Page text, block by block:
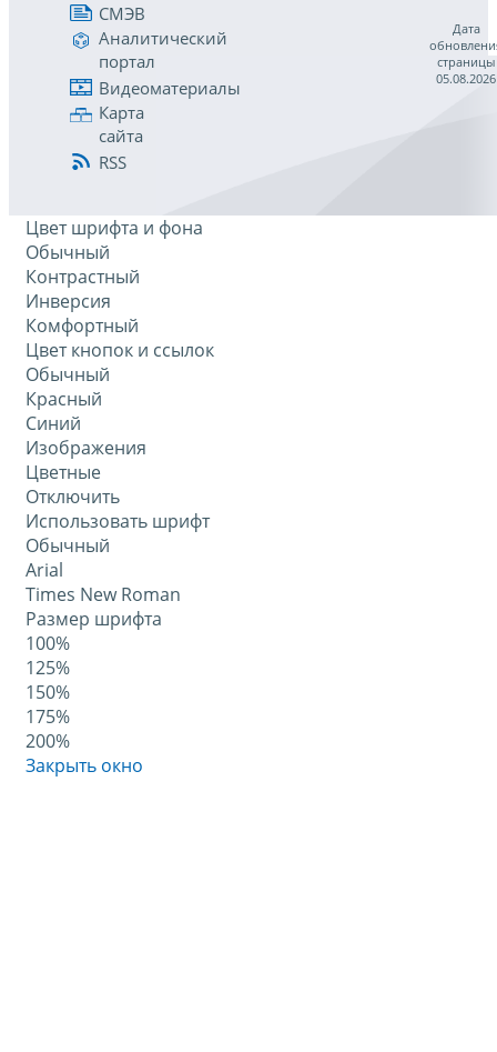
СМЭВ
Аналитический
портал
Видеоматериалы
Карта
сайта
RSS
Дата
страницы
05.08.2026
Цвет шрифта и фона
Обычный
Контрастный
Инверсия
Комфортный
Цвет кнопок и ссылок
Обычный
Красный
Синий
Изображения
Цветные
Отключить
Использовать шрифт
Обычный
Arial
Times New Roman
Размер шрифта
100%
125%
150%
175%
200%
Закрыть окно